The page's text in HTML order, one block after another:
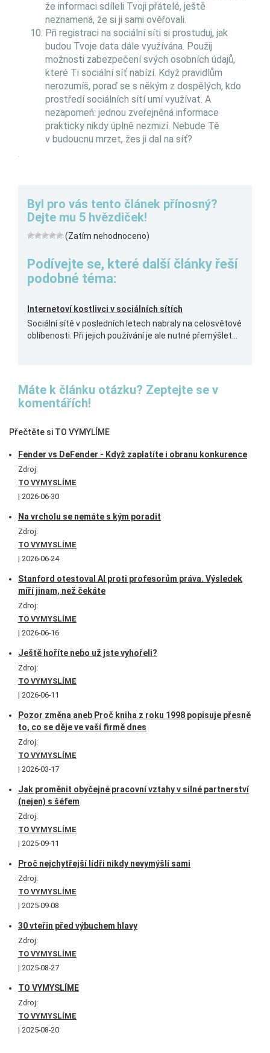
že informaci sdíleli Tvoji přátelé, ještě
neznamená, že si ji sami ověřovali.
Při registraci na sociální síti si prostuduj, jak
budou Tvoje data dále využívána. Použij
možnosti zabezpečení svých osobních údajů,
které Ti sociální síť nabízí. Když pravidlům
nerozumíš, poraď se s někým z dospělých, kdo
prostředí sociálních sítí umí využívat. A
nezapomeň: jednou zveřejněná informace
prakticky nikdy úplně nezmizí. Nebude Tě
v budoucnu mrzet, žes ji dal na síť?
.
Byl pro vás tento článek přínosný?
Dejte mu 5 hvězdiček!
(Zatím nehodnoceno)
Podívejte se, které další články řeší
podobné téma:
Internetoví kostlivci v sociálních sítích
Sociální sítě v posledních letech nabraly na celosvětové
oblíbenosti. Při jejich používání je ale nutné přemýšlet...
Máte k článku otázku? Zeptejte se v
komentářích!
Přečtěte si TO VYMYLÍME
Fender vs DeFender - Když zaplatíte i obranu konkurence
Zdroj:
TO VYMYSLÍME
2026-06-30
Na vrcholu se nemáte s kým poradit
Zdroj:
TO VYMYSLÍME
2026-06-24
Stanford otestoval AI proti profesorům práva. Výsledek
míří jinam, než čekáte
Zdroj:
TO VYMYSLÍME
2026-06-16
Ještě hoříte nebo už jste vyhořeli?
Zdroj:
TO VYMYSLÍME
2026-06-11
Pozor změna aneb Proč kniha z roku 1998 popisuje přesně
to, co se děje ve vaší firmě dnes
Zdroj:
TO VYMYSLÍME
2026-03-17
Jak proměnit obyčejné pracovní vztahy v silné partnerství
(nejen) s šéfem
Zdroj:
TO VYMYSLÍME
2025-09-11
Proč nejchytřejší lídři nikdy nevymýšlí sami
Zdroj:
TO VYMYSLÍME
2025-09-08
30 vteřin před výbuchem hlavy
Zdroj:
TO VYMYSLÍME
2025-08-27
TO VYMYSLÍME
Zdroj:
TO VYMYSLÍME
2025-08-20